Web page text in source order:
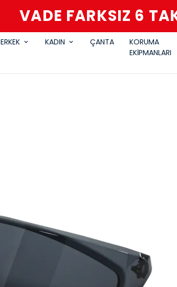
VADE FARKSIZ 6
ERKEK KADIN ÇANTA
KORUMA
EKİPMANLARI